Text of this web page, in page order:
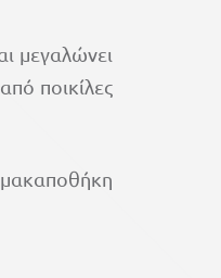
μεγαλώνει
ποικίλες